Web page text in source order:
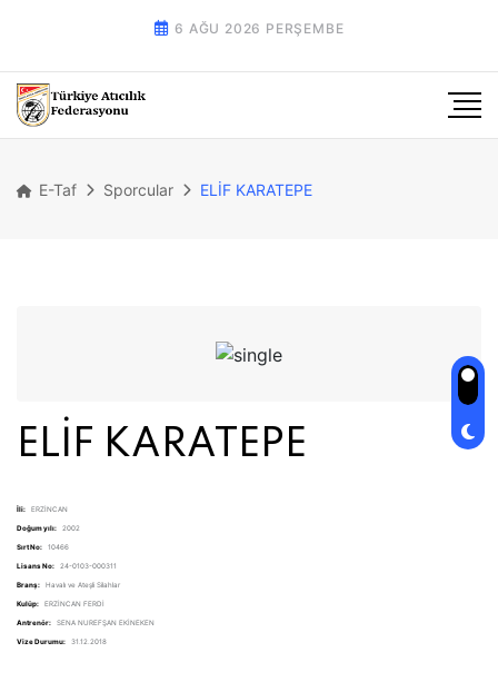
6 AĞU 2026 PERŞEMBE
E-Taf Sporcular ELİF KARATEPE
ELİF KARATEPE
İli: ERZİNCAN
Doğum yılı: 2002
Sırt No: 10466
Lisans No: 24-0103-000311
Branş: Havalı ve Ateşli Silahlar
Kulüp: ERZİNCAN FERDİ
Antrenör: SENA NUREFŞAN EKİNEKEN
Vize Durumu: 31.12.2018